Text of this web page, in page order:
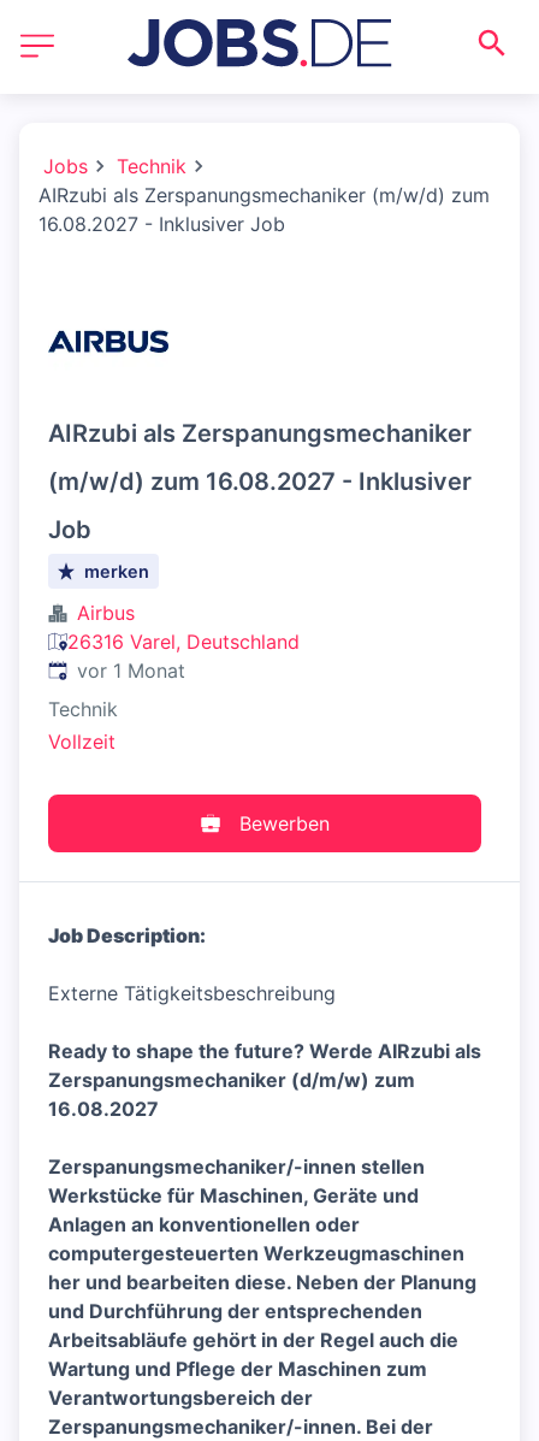
Jobs
Technik
AIRzubi als Zerspanungsmechaniker (m/w/d) zum
16.08.2027 - Inklusiver Job
AIRzubi als Zerspanungsmechaniker
(m/w/d) zum 16.08.2027 - Inklusiver
Job
merken
Airbus
26316 Varel, Deutschland
Veröffentlicht:
vor 1 Monat
Technik
Vollzeit
Bewerben
Job Description:
Externe Tätigkeitsbeschreibung
Ready to shape the future? Werde AIRzubi als
Zerspanungsmechaniker (d/m/w) zum
16.08.2027
Zerspanungsmechaniker/-innen stellen
Werkstücke für Maschinen, Geräte und
Anlagen an konventionellen oder
computergesteuerten Werkzeugmaschinen
her und bearbeiten diese. Neben der Planung
und Durchführung der entsprechenden
Arbeitsabläufe gehört in der Regel auch die
Wartung und Pflege der Maschinen zum
Verantwortungsbereich der
Zerspanungsmechaniker/-innen. Bei der